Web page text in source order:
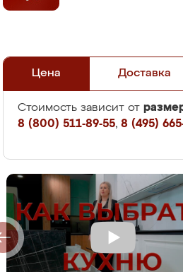
Цена Доставка
Стоимость зависит от
8 (800) 511-89-55, 8 (495)